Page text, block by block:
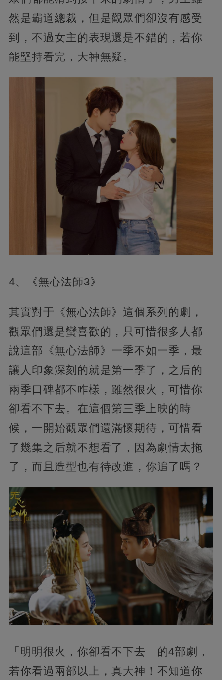
然是霸道總裁，但是觀眾們卻沒有感受
到，不過女主的表現還是不錯的，若你
能堅持看完，大神無疑。
4、《無心法師3》
其實對于《無心法師》這個系列的劇，
觀眾們還是蠻喜歡的，只可惜很多人都
說這部《無心法師》一季不如一季，最
讓人印象深刻的就是第一季了，之后的
兩季口碑都不咋樣，雖然很火，可惜你
卻看不下去。在這個第三季上映的時
候，一開始觀眾們還滿懷期待，可惜看
了幾集之后就不想看了，因為劇情太拖
了，而且造型也有待改進，你追了嗎？
「明明很火，你卻看不下去」的4部劇，
若你看過兩部以上，真大神！不知道你